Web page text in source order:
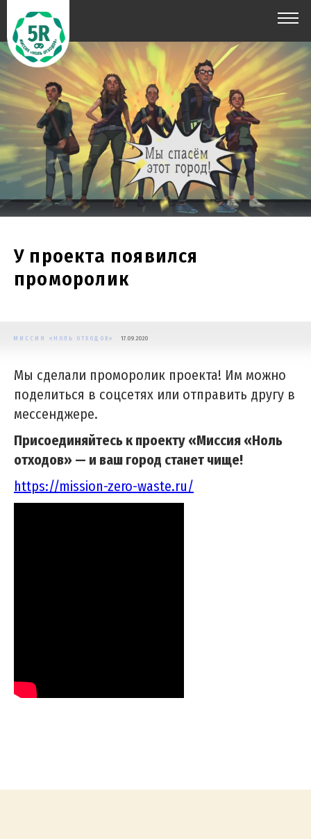
У проекта появился
проморолик
МИССИЯ «НОЛЬ ОТХОДОВ» 17.09.2020
Мы сделали проморолик проекта! Им можно
поделиться в соцсетях или отправить другу в
мессенджере.
Присоединяйтесь к проекту «Миссия «Ноль
отходов» — и ваш город станет чище!
https://mission-zero-waste.ru/